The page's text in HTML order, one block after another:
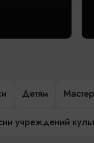
Детям
учреждений